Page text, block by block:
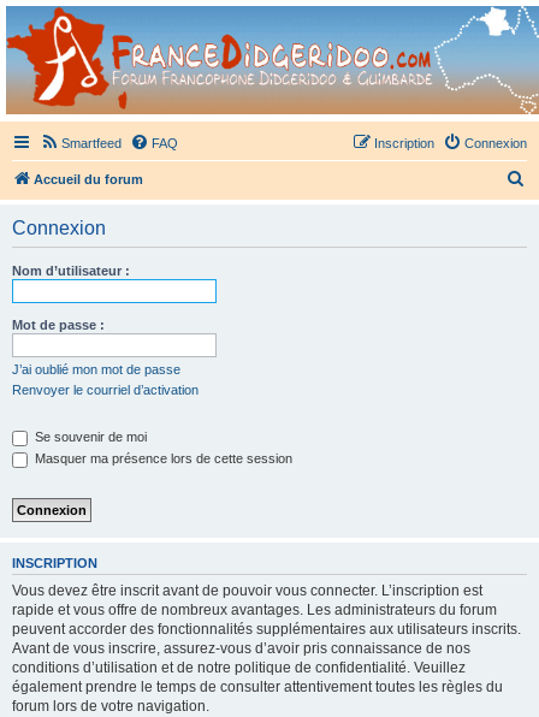
France Didgeridoo
Didgeridoo et Guimbarde sur France Didgeridoo - retrouvez la communauté.
Smartfeed FAQ Connexion
Inscription
Accueil du forum
Connexion
Nom d’utilisateur :
Mot de passe :
J’ai oublié mon mot de passe
Renvoyer le courriel d’activation
Se souvenir de moi
Masquer ma présence lors de cette session
INSCRIPTION
Vous devez être inscrit avant de pouvoir vous connecter. L’inscription est
rapide et vous offre de nombreux avantages. Les administrateurs du forum
peuvent accorder des fonctionnalités supplémentaires aux utilisateurs inscrits.
Avant de vous inscrire, assurez-vous d’avoir pris connaissance de nos
conditions d’utilisation et de notre politique de confidentialité. Veuillez
également prendre le temps de consulter attentivement toutes les règles du
forum lors de votre navigation.